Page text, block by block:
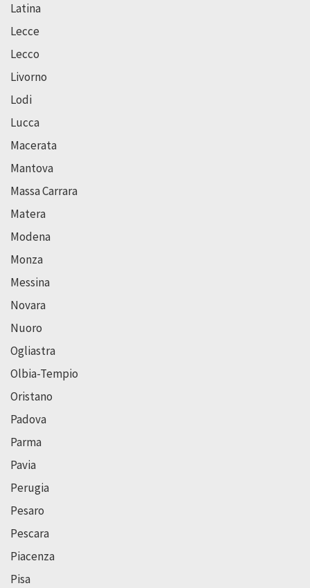
Latina
Lecce
Lecco
Livorno
Lodi
Lucca
Macerata
Mantova
Massa Carrara
Matera
Modena
Monza
Messina
Novara
Nuoro
Ogliastra
Olbia-Tempio
Oristano
Padova
Parma
Pavia
Perugia
Pesaro
Pescara
Piacenza
Pisa